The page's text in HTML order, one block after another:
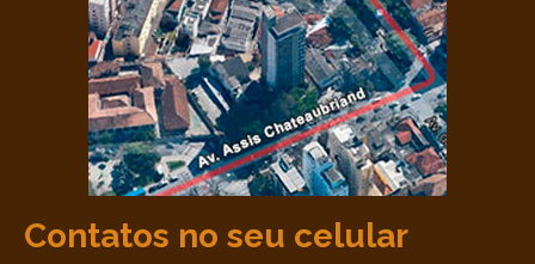
Contatos no seu celular